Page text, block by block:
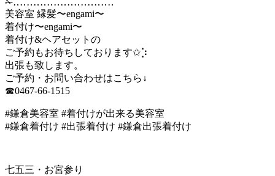
✁︎‥‥‥‥‥‥‥‥‥‥‥‥‥‥‥
美容室 縁髪〜engami〜
着付け〜engami〜
着付け&ヘアセットの
ご予約もお待ちしております✩︎⡱
出張も致します。
ご予約・お問い合わせはこちら↓
☎︎0467-66-1515
#鎌倉美容室 #着付けが出来る美容室
#鎌倉着付け #出張着付け #鎌倉出張着付け
七五三・お宮参り